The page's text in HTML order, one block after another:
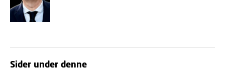
Sider under denne